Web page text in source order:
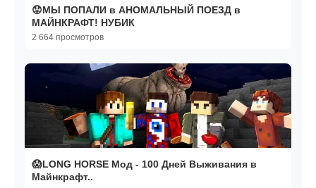
😟МЫ ПОПАЛИ в АНОМАЛЬНЫЙ ПОЕЗД в
МАЙНКРАФТ! НУБИК
2 664 просмотров
😱LONG HORSE Мод - 100 Дней Выживания в
Майнкрафт..